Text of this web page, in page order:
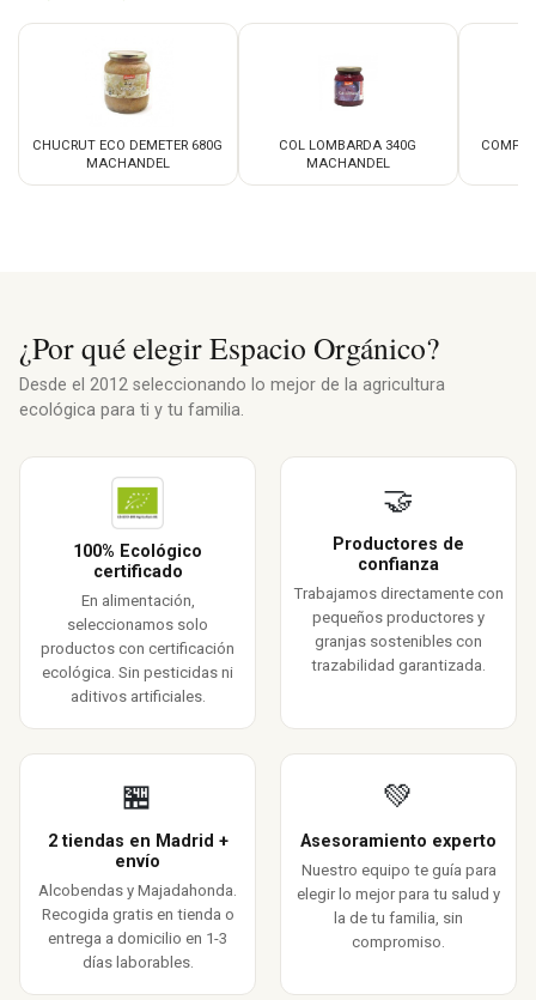
CHUCRUT ECO DEMETER 680G
MACHANDEL
COL LOMBARDA 340G
MACHANDEL
¿Por qué elegir Espacio Orgánico?
Desde el 2012 seleccionando lo mejor de la agricultura
ecológica para ti y tu familia.
100% Ecológico
certificado
En alimentación,
seleccionamos solo
productos con certificación
ecológica. Sin pesticidas ni
aditivos artificiales.
🤝
Productores de
confianza
Trabajamos directamente con
pequeños productores y
granjas sostenibles con
trazabilidad garantizada.
🏪
2 tiendas en Madrid +
envío
Alcobendas y Majadahonda.
Recogida gratis en tienda o
entrega a domicilio en 1-3
días laborables.
💚
Asesoramiento experto
Nuestro equipo te guía para
elegir lo mejor para tu salud y
la de tu familia, sin
compromiso.